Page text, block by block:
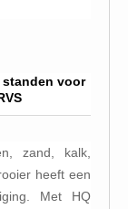
standen voor
zand, kalk,
heeft een
Met HQ